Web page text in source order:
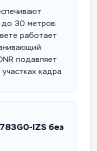
до 30 метров.
работает
подавляет
кадра.
IZS без